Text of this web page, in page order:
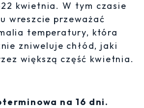
22 kwietnia. W tym czasie
wreszcie przeważać
temperatury, która
zniweluje chłód, jaki
większą część kwietnia.
na 16 dni.